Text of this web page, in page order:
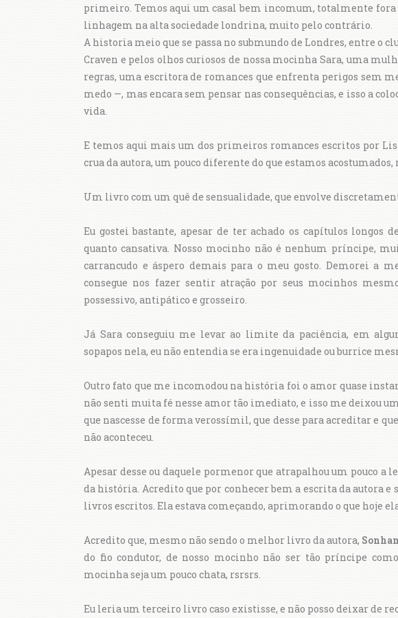
primeiro. Temos aqui um casal bem incomum, totalmente fora
linhagem na alta sociedade londrina, muito pelo contrário.
A historia meio que se passa no submundo de Londres, entre o
Craven e pelos olhos curiosos de nossa mocinha Sara, uma
regras, uma escritora de romances que enfrenta perigos sem
medo —, mas encara sem pensar nas consequências, e isso a
vida.
E temos aqui mais um dos primeiros romances escritos por
crua da autora, um pouco diferente do que estamos
Um livro com um quê de sensualidade, que envolve
Eu gostei bastante, apesar de ter achado os capítulos longos
quanto cansativa. Nosso mocinho não é nenhum príncipe,
carrancudo e áspero demais para o meu gosto. Demorei a
consegue nos fazer sentir atração por seus mocinhos
possessivo, antipático e grosseiro.
Já Sara conseguiu me levar ao limite da paciência, em
sopapos nela, eu não entendia se era ingenuidade ou burrice
Outro fato que me incomodou na história foi o amor quase
não senti muita fé nesse amor tão imediato, e isso me deixou
que nascesse de forma verossímil, que desse para acreditar e
não aconteceu.
Apesar desse ou daquele pormenor que atrapalhou um pouco a
da história. Acredito que por conhecer bem a escrita da autora e
livros escritos. Ela estava começando, aprimorando o que hoje
Acredito que, mesmo não sendo o melhor livro da autora,
do fio condutor, de nosso mocinho não ser tão príncipe
mocinha seja um pouco chata, rsrsrs.
Eu leria um terceiro livro caso existisse, e não posso deixar de